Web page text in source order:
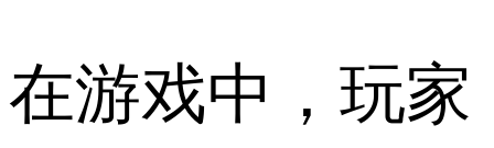
在游戏中，玩家